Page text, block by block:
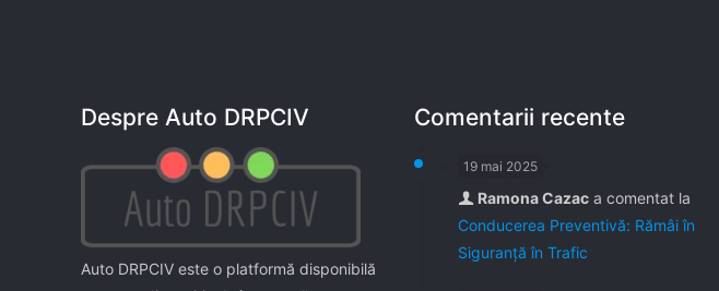
Despre Auto DRPCIV
Auto DRPCIV este o platformă disponibilă
Comentarii recente
19 mai 2025
Ramona Cazac a comentat la
Conducerea Preventivă: Rămâi în
Siguranță în Trafic